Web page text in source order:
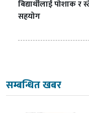
बिद्यार्थीलाई पोशाक र
सहयोग
सम्बन्धित खबर